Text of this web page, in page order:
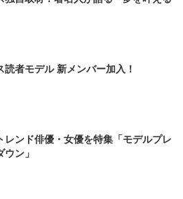
読者モデル 新メンバー加入！
レンド俳優・女優を特集「モデルプレ
ン」